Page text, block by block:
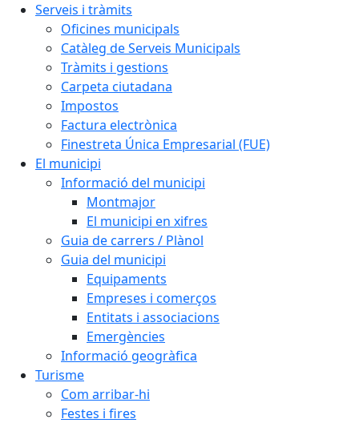
Serveis i tràmits
Oficines municipals
Catàleg de Serveis Municipals
Tràmits i gestions
Carpeta ciutadana
Impostos
Factura electrònica
Finestreta Única Empresarial (FUE)
El municipi
Informació del municipi
Montmajor
El municipi en xifres
Guia de carrers / Plànol
Guia del municipi
Equipaments
Empreses i comerços
Entitats i associacions
Emergències
Informació geogràfica
Turisme
Com arribar-hi
Festes i fires